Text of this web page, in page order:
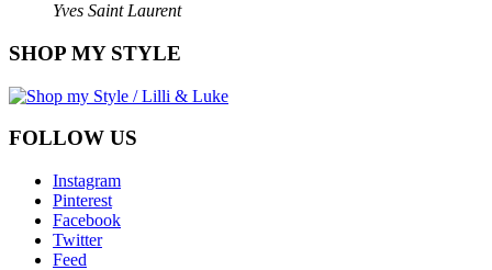
Yves Saint Laurent
SHOP MY STYLE
FOLLOW US
Instagram
Pinterest
Facebook
Twitter
Feed